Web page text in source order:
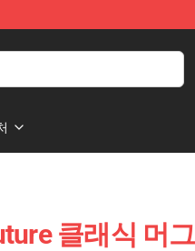
클래식 머